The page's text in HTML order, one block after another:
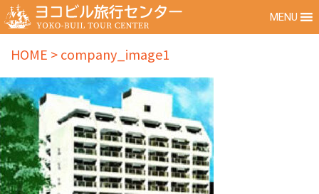
MENU
HOME >company_image1